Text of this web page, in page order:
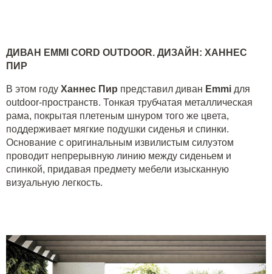
ДИВАН EMMI CORD OUTDOOR. ДИЗАЙН : ХАННЕС
ПИР
В этом году Ханнес Пир представил диван Emmi для
outdoor-пространств. Тонкая трубчатая металлическая
рама, покрытая плетеным шнуром того же цвета,
поддерживает мягкие подушки сиденья и спинки.
Основание с оригинальным извилистым силуэтом
проводит непрерывную линию между сиденьем и
спинкой, придавая предмету мебели изысканную
визуальную легкость.